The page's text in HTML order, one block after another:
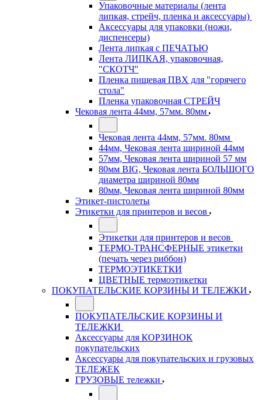
Упаковочные материалы (лента
липкая, стрейч, пленка и аксессуары)
Аксессуары для упаковки (ножи,
диспенсеры)
Лента липкая с ПЕЧАТЬЮ
Лента ЛИПКАЯ, упаковочная,
"СКОТЧ"
Пленка пищевая ПВХ для "горячего
стола"
Пленка упаковочная СТРЕЙЧ
Чековая лента 44мм, 57мм. 80мм
Чековая лента 44мм, 57мм. 80мм
44мм, Чековая лента шириной 44мм
57мм, Чековая лента шириной 57 мм
80мм BIG, Чековая лента БОЛЬШОГО
диаметра шириной 80мм
80мм, Чековая лента шириной 80мм
Этикет-пистолеты
Этикетки для принтеров и весов
Этикетки для принтеров и весов
ТЕРМО-ТРАНСФЕРНЫЕ этикетки
(печать через риббон)
ТЕРМОЭТИКЕТКИ
ЦВЕТНЫЕ термоэтикетки
ПОКУПАТЕЛЬСКИЕ КОРЗИНЫ И ТЕЛЕЖКИ
ПОКУПАТЕЛЬСКИЕ КОРЗИНЫ И
ТЕЛЕЖКИ
Аксессуары для КОРЗИНОК
покупательских
Аксессуары для покупательских и грузовых
ТЕЛЕЖЕК
ГРУЗОВЫЕ тележки